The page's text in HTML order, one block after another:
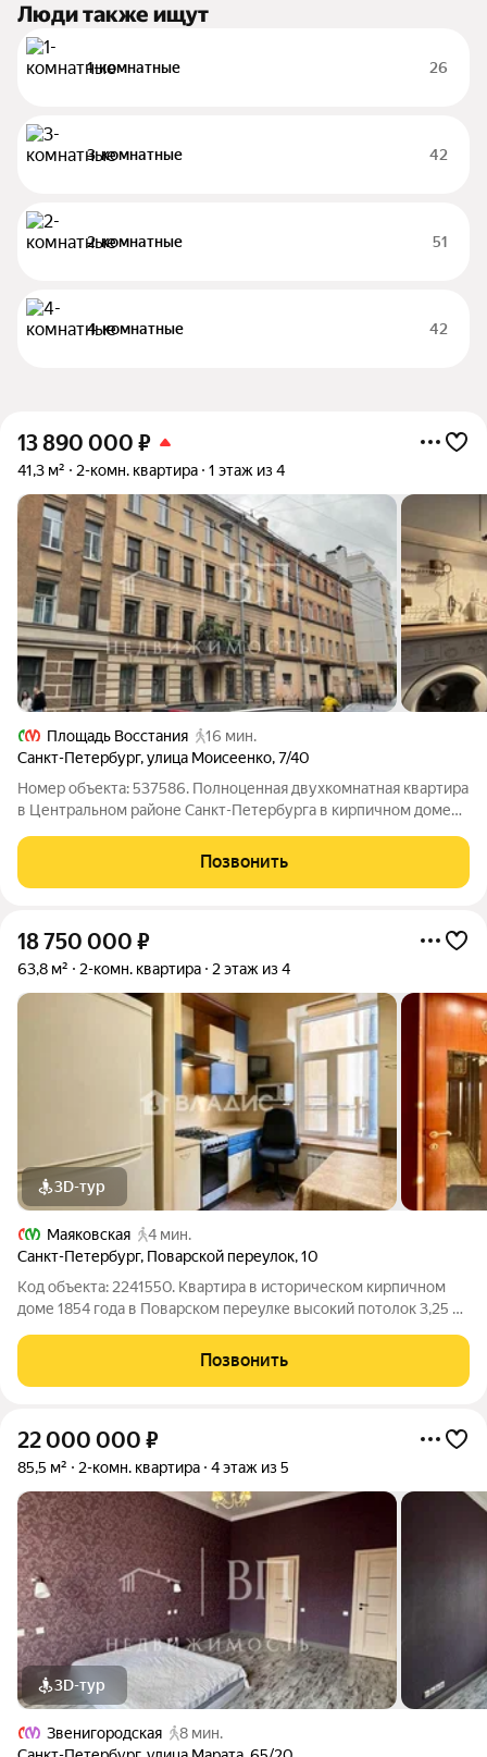
Люди также ищут
1-комнатные 26
3-комнатные 42
2-комнатные 51
4-комнатные 42
13 890 000 ₽
41,3 м² 2-комн. квартира 1 этаж из 4
Площадь Восстания
16 мин.
Санкт-Петербург,улица Моисеенко,7/40
Номер объекта: 537586. Полноценная двухкомнатная квартира
в Центральном районе Санкт-Петербурга в кирпичном доме
квартиры, окна выходят в зелёный закрытый двор. ПРО ДОМ:
ЖБ перекрытия, Два входа
Позвонить
18 750 000 ₽
63,8 м² 2-комн. квартира 2 этаж из 4
3D-тур
Маяковская
4 мин.
Санкт-Петербург, Поварской переулок,10
Код объекта: 2241550. Квартира в историческом кирпичном
доме 1854 года в Поварском переулке высокий потолок 3,25 м
аутентичной городской атмосферы и современной отделки
без дополнительных вложений.
Позвонить
22 000 000 ₽
85,5 м² 2-комн. квартира 4 этаж из 5
3D-тур
Звенигородская
8 мин.